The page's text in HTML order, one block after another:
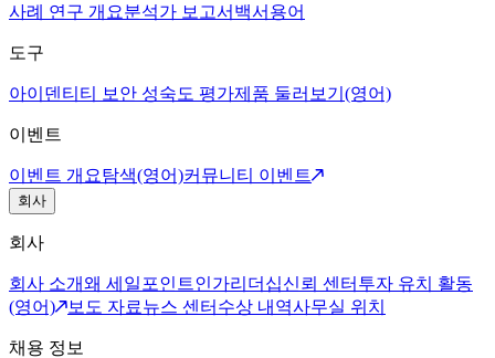
사례 연구 개요분석가 보고서 백서 용어
도구
아이덴티티 보안 성숙도 평가제품 둘러보기(영어)
이벤트
이벤트 개요탐색(영어)커뮤니티 이벤트
회사
회사
회사 소개왜 세일포인트인가리더십신뢰 센터 투자 유치 활동
(영어)
보도 자료뉴스 센터 수상 내역사무실 위치
채용 정보